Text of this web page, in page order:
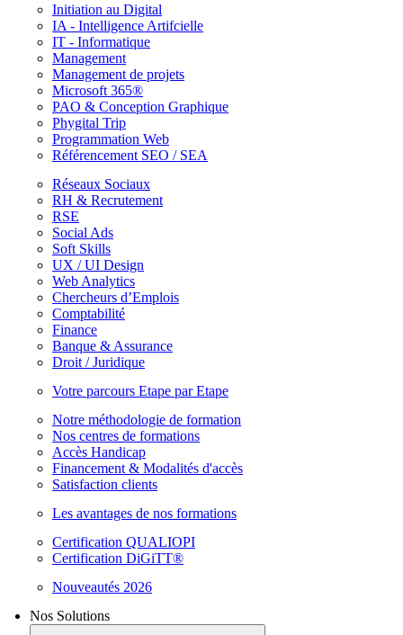
Initiation au Digital
IA - Intelligence Artifcielle
IT - Informatique
Management
Management de projets
Microsoft 365®
PAO & Conception Graphique
Phygital Trip
Programmation Web
Référencement SEO / SEA
Réseaux Sociaux
RH & Recrutement
RSE
Social Ads
Soft Skills
UX / UI Design
Web Analytics
Chercheurs d’Emplois
Comptabilité
Finance
Banque & Assurance
Droit / Juridique
Votre parcours Etape par Etape
Notre méthodologie de formation
Nos centres de formations
Accès Handicap
Financement & Modalités d'accès
Satisfaction clients
Les avantages de nos formations
Certification QUALIOPI
Certification DiGiTT®
Nouveautés 2026
Nos Solutions